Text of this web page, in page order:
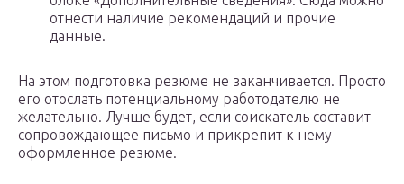
отнести наличие рекомендаций и прочие
данные.
На этом подготовка резюме не заканчивается. Просто
его отослать потенциальному работодателю не
желательно. Лучше будет, если соискатель составит
сопровождающее письмо и прикрепит к нему
оформленное резюме.